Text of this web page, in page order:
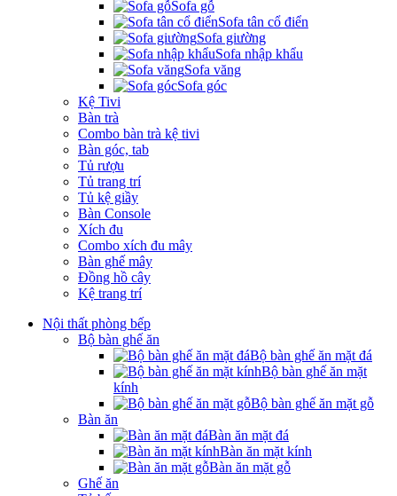
Sofa gỗ
Sofa tân cổ điển
Sofa giường
Sofa nhập khẩu
Sofa văng
Sofa góc
Kệ Tivi
Bàn trà
Combo bàn trà kệ tivi
Bàn góc, tab
Tủ rượu
Tủ trang trí
Tủ kệ giầy
Bàn Console
Xích đu
Combo xích đu mây
Bàn ghế mây
Đồng hồ cây
Kệ trang trí
Nội thất phòng bếp
Bộ bàn ghế ăn
Bộ bàn ghế ăn mặt đá
Bộ bàn ghế ăn mặt
kính
Bộ bàn ghế ăn mặt gỗ
Bàn ăn
Bàn ăn mặt đá
Bàn ăn mặt kính
Bàn ăn mặt gỗ
Ghế ăn